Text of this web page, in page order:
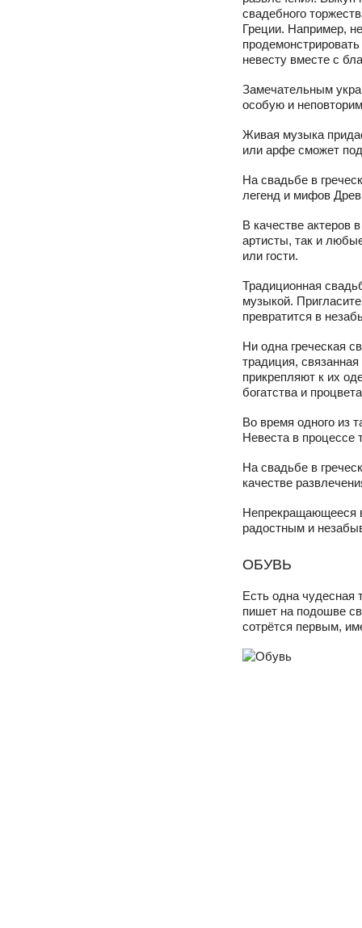
свадебного
Греции. Например,
невесту вместе с
Замечательным
особую и
Живая музыка
или арфе сможет
На свадьбе в
легенд и мифов
В качестве актеров
артисты, так и
или гости.
Традиционная
музыкой.
превратится в
Ни одна греческая
традиция,
прикрепляют к их
богатства и
Во время одного из
Невеста в процессе
На свадьбе в
качестве
Непрекращающееся
радостным и
ОБУВЬ
Есть одна чудесная
пишет на подошве
сотрётся первым,